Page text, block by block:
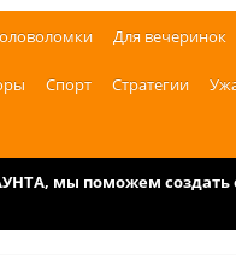
Для вечеринок
Спорт Стратегии
мы поможем создать